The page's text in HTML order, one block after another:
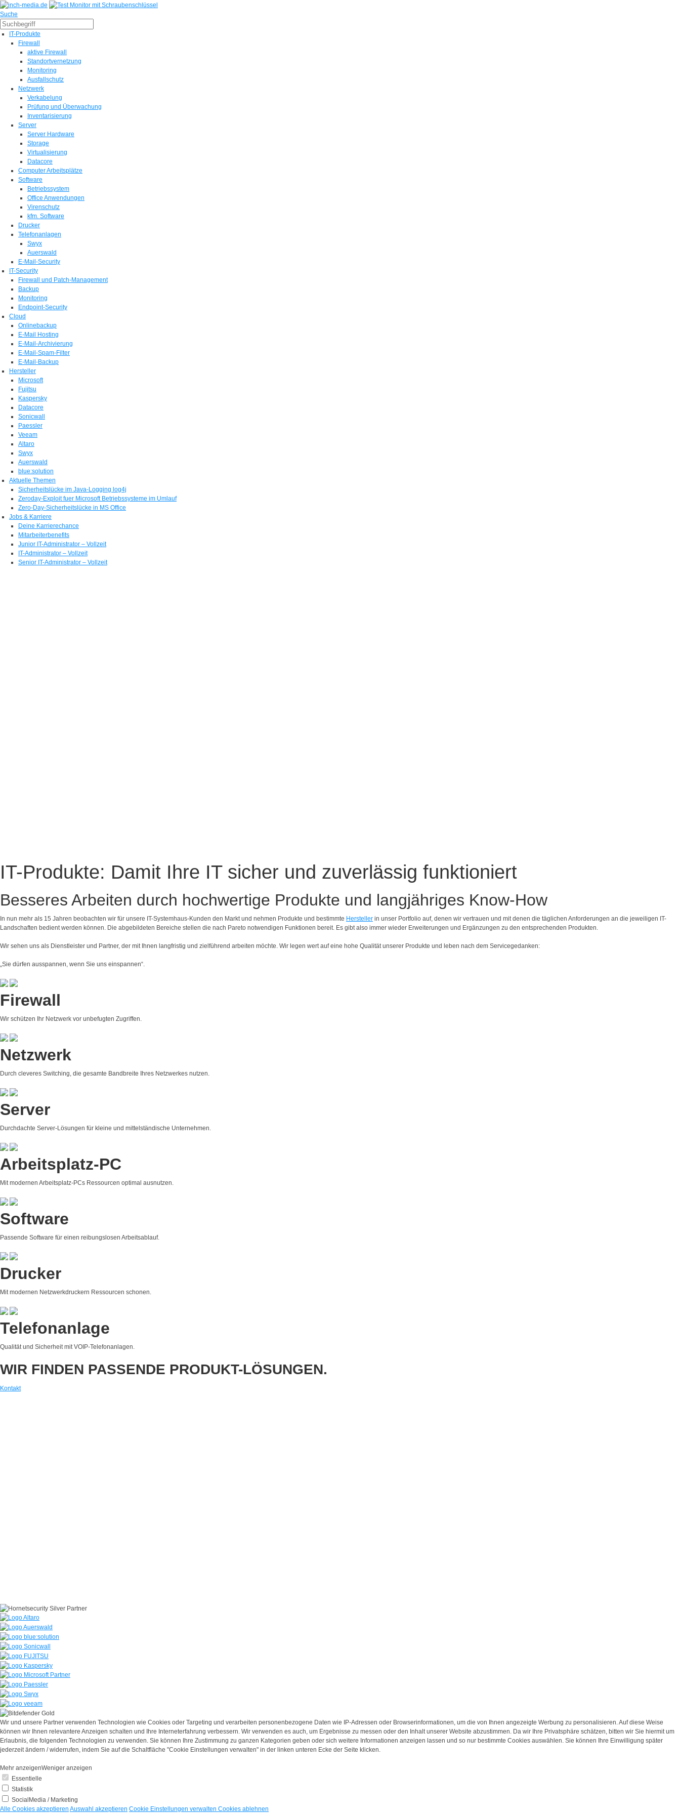
Suche
IT-Produkte
Firewall
aktive Firewall
Standortvernetzung
Monitoring
Ausfallschutz
Netzwerk
Verkabelung
Prüfung und Überwachung
Inventarisierung
Server
Server Hardware
Storage
Virtualisierung
Datacore
Computer Arbeitsplätze
Software
Betriebssystem
Office Anwendungen
Virenschutz
kfm. Software
Drucker
Telefonanlagen
Swyx
Auerswald
E-Mail-Security
IT-Security
Firewall und Patch-Management
Backup
Monitoring
Endpoint-Security
Cloud
Onlinebackup
E-Mail Hosting
E-Mail-Archivierung
E-Mail-Spam-Filter
E-Mail-Backup
Hersteller
Microsoft
Fujitsu
Kaspersky
Datacore
Sonicwall
Paessler
Veeam
Altaro
Swyx
Auerswald
blue:solution
Aktuelle Themen
Sicherheitslücke im Java-Logging log4j
Zeroday-Exploit fuer Microsoft Betriebssysteme im Umlauf
Zero-Day-Sicherheitslücke in MS Office
Jobs & Karriere
Deine Karrierechance
Mitarbeiterbenefits
Junior IT-Administrator – Vollzeit
IT-Administrator – Vollzeit
Senior IT-Administrator – Vollzeit
IT-Produkte: Damit Ihre IT sicher und zuverlässig funktioniert
Besseres Arbeiten durch hochwertige Produkte und langjähriges Know-How
In nun mehr als 15 Jahren beobachten wir für unsere IT-Systemhaus-Kunden den Markt und nehmen Produkte und bestimmte Hersteller in unser Portfolio auf, denen wir vertrauen und mit denen die täglichen Anforderungen an die jeweiligen IT-
Landschaften bedient werden können. Die abgebildeten Bereiche stellen die nach Pareto notwendigen Funktionen bereit. Es gibt also immer wieder Erweiterungen und Ergänzungen zu den entsprechenden Produkten.
Wir sehen uns als Dienstleister und Partner, der mit Ihnen langfristig und zielführend arbeiten möchte. Wir legen wert auf eine hohe Qualität unserer Produkte und leben nach dem Servicegedanken:
„Sie dürfen ausspannen, wenn Sie uns einspannen“.
Firewall
Wir schützen Ihr Netzwerk vor unbefugten Zugriffen.
Netzwerk
Durch cleveres Switching, die gesamte Bandbreite Ihres Netzwerkes nutzen.
Server
Durchdachte Server-Lösungen für kleine und mittelständische Unternehmen.
Arbeitsplatz-PC
Mit modernen Arbeitsplatz-PCs Ressourcen optimal ausnutzen.
Software
Passende Software für einen reibungslosen Arbeitsablauf.
Drucker
Mit modernen Netzwerkdruckern Ressourcen schonen.
Telefonanlage
Qualität und Sicherheit mit VOIP-Telefonanlagen.
WIR FINDEN PASSENDE PRODUKT-LÖSUNGEN.
Kontakt
Wir und unsere Partner verwenden Technologien wie Cookies oder Targeting und verarbeiten personenbezogene Daten wie IP-Adressen oder Browserinformationen, um die von Ihnen angezeigte Werbung zu personalisieren. Auf diese Weise
können wir Ihnen relevantere Anzeigen schalten und Ihre Interneterfahrung verbessern. Wir verwenden es auch, um Ergebnisse zu messen oder den Inhalt unserer Website abzustimmen. Da wir Ihre Privatsphäre schätzen, bitten wir Sie hiermit um
Erlaubnis, die folgenden Technologien zu verwenden. Sie können Ihre Zustimmung zu ganzen Kategorien geben oder sich weitere Informationen anzeigen lassen und so nur bestimmte Cookies auswählen. Sie können Ihre Einwilligung später
jederzeit ändern / widerrufen, indem Sie auf die Schaltfläche "Cookie Einstellungen verwalten" in der linken unteren Ecke der Seite klicken.
Mehr anzeigenWeniger anzeigen
Essentielle
Statistik
SocialMedia / Marketing
Alle Cookies akzeptieren Auswahl akzeptieren Cookie Einstellungen verwalten Cookies ablehnen